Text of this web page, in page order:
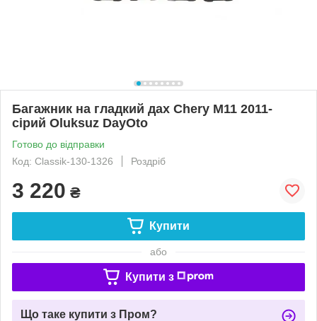
Багажник на гладкий дах Chery M11 2011-
сірий Oluksuz DayOto
Готово до відправки
Код: Classik-130-1326
Роздріб
3 220 ₴
Купити
або
Купити з
Що таке купити з Пром?